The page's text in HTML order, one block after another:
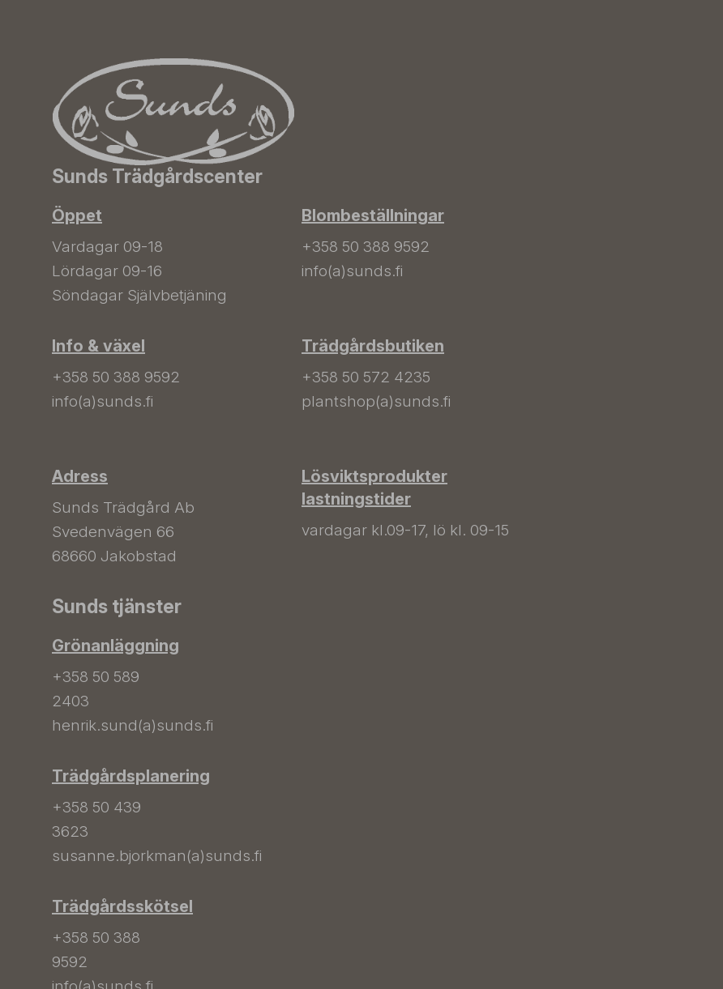
Sunds Trädgårdscenter
Öppet
Vardagar 09-18
Lördagar 09-16
Söndagar Självbetjäning
Info & växel
+358 50 388 9592
info(a)sunds.fi
Adress
Sunds Trädgård Ab
Svedenvägen 66
68660 Jakobstad
Blombeställningar
+358 50 388 9592
info(a)sunds.fi
Trädgårdsbutiken
+358 50 572 4235
plantshop(a)sunds.fi
Lösviktsprodukter
lastningstider
vardagar kl.09-17, lö kl. 09-15
Sunds tjänster
Grönanläggning
+358 50 589
2403
henrik.sund(a)sunds.fi
Trädgårdsplanering
+358 50 439
3623
susanne.bjorkman(a)sunds.fi
Trädgårdsskötsel
+358 50 388
9592